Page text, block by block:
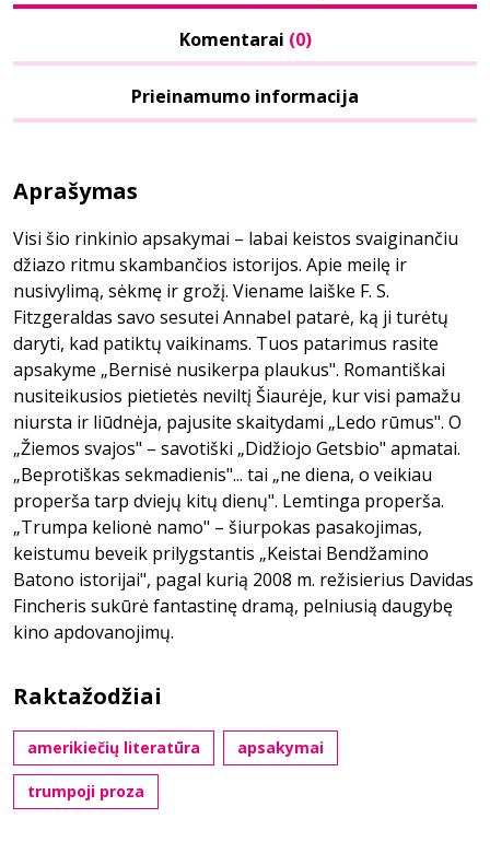
Komentarai (0)
Prieinamumo informacija
Aprašymas
Visi šio rinkinio apsakymai – labai keistos svaiginančiu
džiazo ritmu skambančios istorijos. Apie meilę ir
nusivylimą, sėkmę ir grožį. Viename laiške F. S.
Fitzgeraldas savo sesutei Annabel patarė, ką ji turėtų
daryti, kad patiktų vaikinams. Tuos patarimus rasite
apsakyme „Bernisė nusikerpa plaukus". Romantiškai
nusiteikusios pietietės neviltį Šiaurėje, kur visi pamažu
niursta ir liūdnėja, pajusite skaitydami „Ledo rūmus". O
„Žiemos svajos" – savotiški „Didžiojo Getsbio" apmatai.
„Beprotiškas sekmadienis"... tai „ne diena, o veikiau
properša tarp dviejų kitų dienų". Lemtinga properša.
„Trumpa kelionė namo" – šiurpokas pasakojimas,
keistumu beveik prilygstantis „Keistai Bendžamino
Batono istorijai", pagal kurią 2008 m. režisierius Davidas
Fincheris sukūrė fantastinę dramą, pelniusią daugybę
kino apdovanojimų.
Raktažodžiai
amerikiečių literatūra apsakymai
trumpoji proza